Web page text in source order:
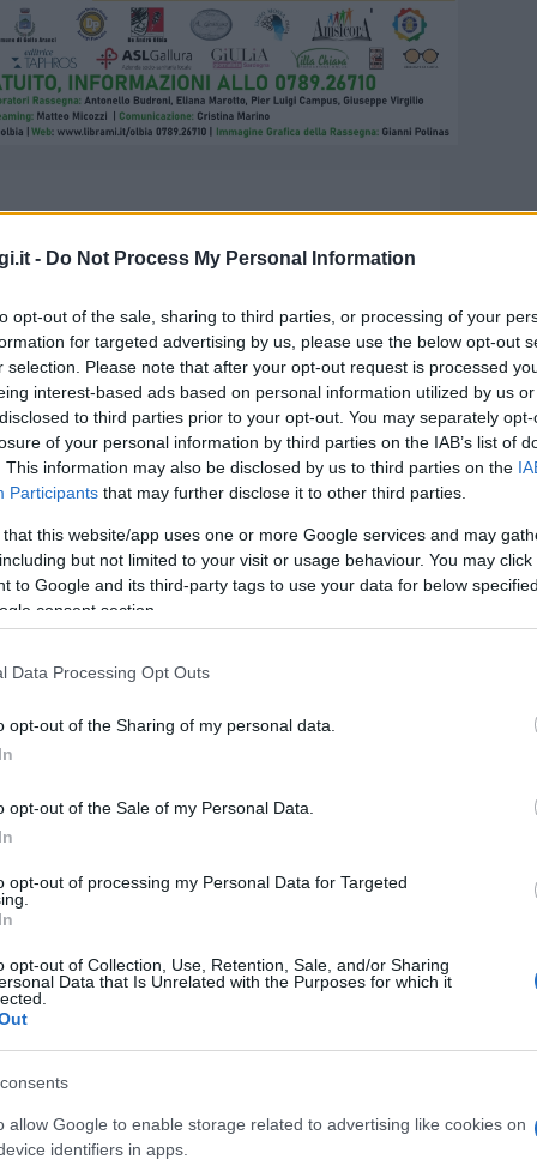
- Do Not Process My Personal Information
opt-out of the sale, sharing to third parties, or processing of your
for targeted advertising by us, please use the below opt-out
selection. Please note that after your opt-out request is processed
interest-based ads based on personal information utilized by us
to third parties prior to your opt-out. You may separately
of your personal information by third parties on the IAB’s list of
This information may also be disclosed by us to third parties on the
Participants that may further disclose it to other third parties.
that this website/app uses one or more Google services and may
but not limited to your visit or usage behaviour. You may
to Google and its third-party tags to use your data for below
consent section.
Data Processing Opt Outs
opt-out of the Sharing of my personal data.
opt-out of the Sale of my Personal Data.
opt-out of processing my Personal Data for Targeted
opt-out of Collection, Use, Retention, Sale, and/or Sharing
Data that Is Unrelated with the Purposes for which it
allow Google to enable storage related to advertising like cookies on
identifiers in apps.
il suo libro a Olbia
libro il 9 luglio ore 21.30. Dialoga con
tossico, delle relazioni
al principio del secolo XXI,
permanente, della precarietà
anche quando sono doppie.
ha scoperto nulla e ancora non si
di una verità scomoda, ma teme
un uomo che ha amato, con cui ha
che in tempi brevi dovrà scegliere
pagina.»
nazionali?
mesecliccando